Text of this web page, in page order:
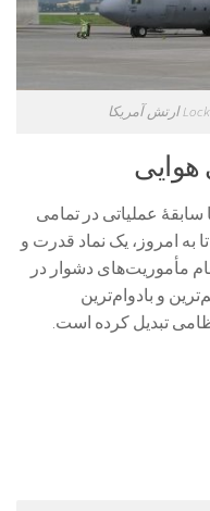
هوایی
سابقهٔ عملیاتی در تمامی
به امروز، یک نماد قدرت و
مأموریت‌های دشوار در
و بادوام‌ترین
تبدیل کرده است.